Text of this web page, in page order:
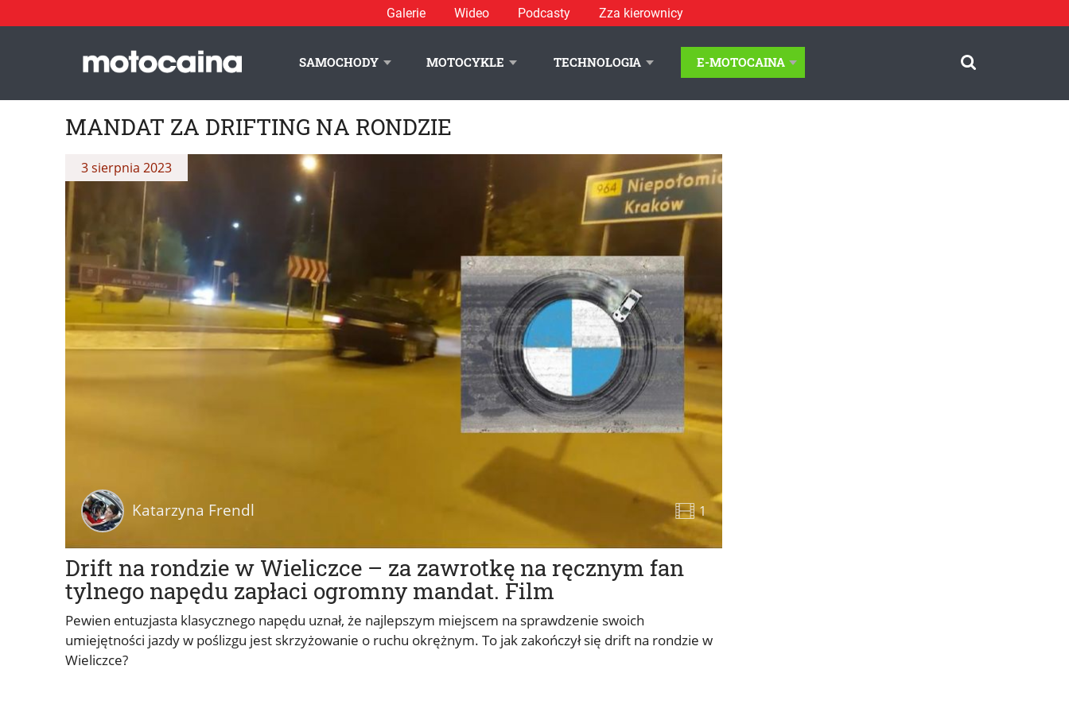
Galerie Wideo Podcasty Zza kierownicy
SAMOCHODY MOTOCYKLE TECHNOLOGIA E-MOTOCAINA
MANDAT ZA DRIFTING NA RONDZIE
Drift na rondzie w Wieliczce – za zawrotkę na ręcznym fan
tylnego napędu zapłaci ogromny mandat. Film
3 sierpnia 2023
Katarzyna Frendl 1
Pewien entuzjasta klasycznego napędu uznał, że najlepszym miejscem na sprawdzenie swoich
umiejętności jazdy w poślizgu jest skrzyżowanie o ruchu okrężnym. To jak zakończył się drift na rondzie w
Wieliczce?